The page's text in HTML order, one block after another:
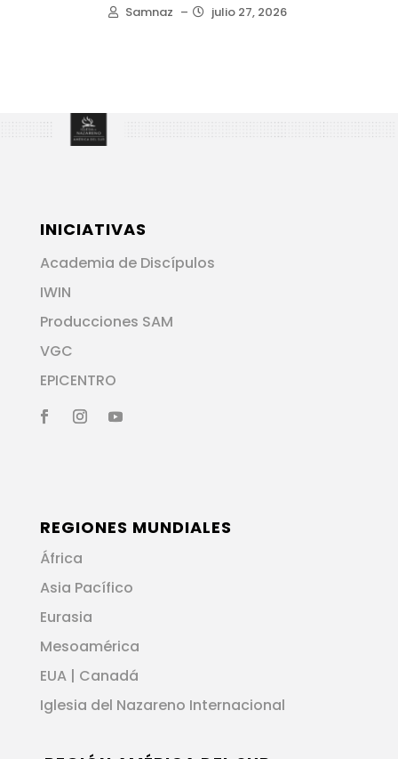
Samnaz – julio 27, 2026
INICIATIVAS
Academia de Discípulos
IWIN
Producciones SAM
VGC
EPICENTRO
REGIONES MUNDIALES
África
Asia Pacífico
Eurasia
Mesoamérica
EUA | Canadá
Iglesia del Nazareno Internacional